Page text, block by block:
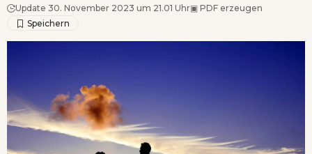
Update 30. November 2023 um 21.01 Uhr▣ PDF erzeugen